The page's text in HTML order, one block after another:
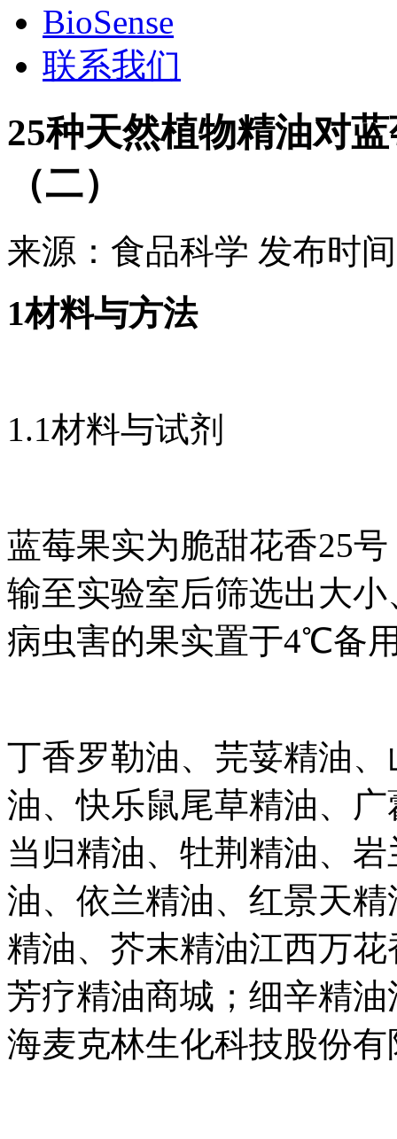
BioSense
联系我们
25种天然植物精油对
（二）
来源： 食品科学 发布时
1材料与方法
1.1材料与试剂
蓝莓果实为脆甜花香25
输至实验室后筛选出大
病虫害的果实置于4℃备
丁香罗勒油、芫荽精油
油、快乐鼠尾草精油、
当归精油、牡荆精油、
油、依兰精油、红景天
精油、芥末精油江西万
芳疗精油商城；细辛精
海麦克林生化科技股份